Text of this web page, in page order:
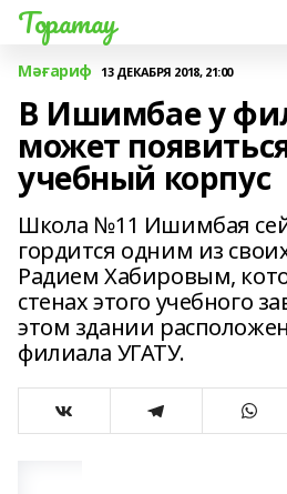
Торатау
Мәғариф 13 ДЕКАБРЯ 2018, 21:00
В Ишимбае у
может
учебный корпус
Школа №11 Ишимбая
гордится одним из
Радием Хабировым,
стенах этого учебного
этом здании
филиала УГАТУ.